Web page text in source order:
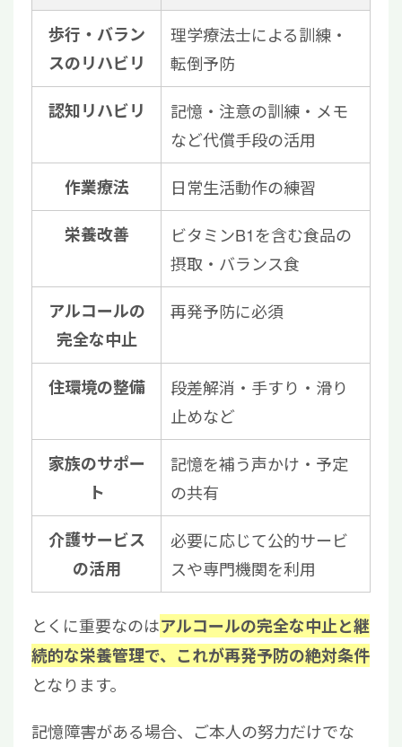
歩行・バラン
スのリハビリ
理学療法士による訓練・
転倒予防
認知リハビリ
記憶・注意の訓練・メモ
など代償手段の活用
作業療法 日常生活動作の練習
栄養改善
ビタミンB1を含む食品の
摂取・バランス食
アルコールの
完全な中止
再発予防に必須
住環境の整備
段差解消・手すり・滑り
止めなど
家族のサポー
ト
記憶を補う声かけ・予定
の共有
介護サービス
の活用
必要に応じて公的サービ
スや専門機関を利用
とくに重要なのはアルコールの完全な中止と継
続的な栄養管理で、これが再発予防の絶対条件
となります。
記憶障害がある場合、ご本人の努力だけでな